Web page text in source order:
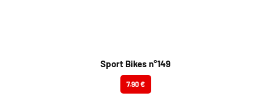
Sport Bikes n°149
7.90 €